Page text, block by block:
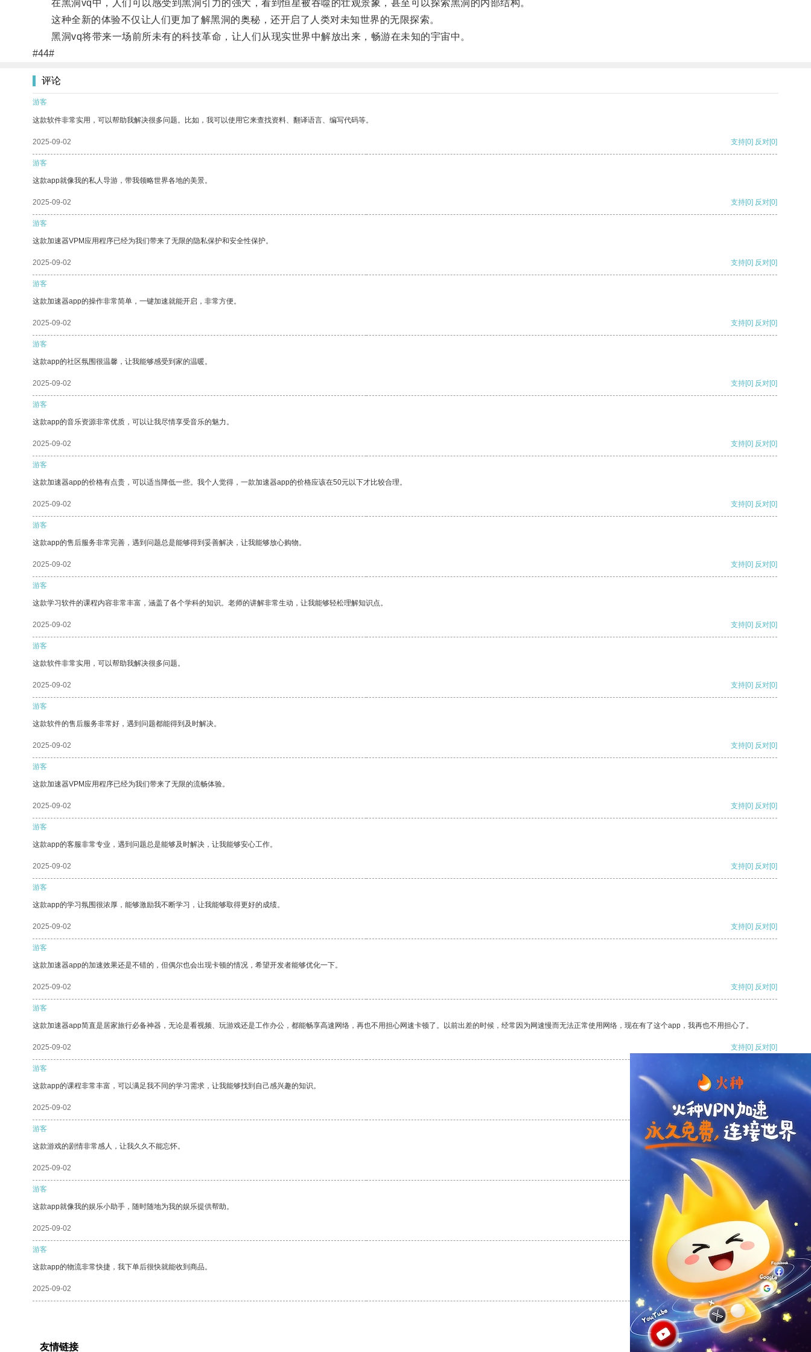
在黑洞vq中，人们可以感受到黑洞引力的强大，看到恒星被吞噬的壮观景象，甚至可以探索黑洞的内部结构。
这种全新的体验不仅让人们更加了解黑洞的奥秘，还开启了人类对未知世界的无限探索。
黑洞vq将带来一场前所未有的科技革命，让人们从现实世界中解放出来，畅游在未知的宇宙中。
#44#
评论
游客
这款软件非常实用，可以帮助我解决很多问题。比如，我可以使用它来查找资料、翻译语言、编写代码等。
2025-09-02 支持[0] 反对[0]
游客
这款app就像我的私人导游，带我领略世界各地的美景。
2025-09-02 支持[0] 反对[0]
游客
这款加速器VPM应用程序已经为我们带来了无限的隐私保护和安全性保护。
2025-09-02 支持[0] 反对[0]
游客
这款加速器app的操作非常简单，一键加速就能开启，非常方便。
2025-09-02 支持[0] 反对[0]
游客
这款app的社区氛围很温馨，让我能够感受到家的温暖。
2025-09-02 支持[0] 反对[0]
游客
这款app的音乐资源非常优质，可以让我尽情享受音乐的魅力。
2025-09-02 支持[0] 反对[0]
游客
这款加速器app的价格有点贵，可以适当降低一些。我个人觉得，一款加速器app的价格应该在50元以下才比较合理。
2025-09-02 支持[0] 反对[0]
游客
这款app的售后服务非常完善，遇到问题总是能够得到妥善解决，让我能够放心购物。
2025-09-02 支持[0] 反对[0]
游客
这款学习软件的课程内容非常丰富，涵盖了各个学科的知识。老师的讲解非常生动，让我能够轻松理解知识点。
2025-09-02 支持[0] 反对[0]
游客
这款软件非常实用，可以帮助我解决很多问题。
2025-09-02 支持[0] 反对[0]
游客
这款软件的售后服务非常好，遇到问题都能得到及时解决。
2025-09-02 支持[0] 反对[0]
游客
这款加速器VPM应用程序已经为我们带来了无限的流畅体验。
2025-09-02 支持[0] 反对[0]
游客
这款app的客服非常专业，遇到问题总是能够及时解决，让我能够安心工作。
2025-09-02 支持[0] 反对[0]
游客
这款app的学习氛围很浓厚，能够激励我不断学习，让我能够取得更好的成绩。
2025-09-02 支持[0] 反对[0]
游客
这款加速器app的加速效果还是不错的，但偶尔也会出现卡顿的情况，希望开发者能够优化一下。
2025-09-02 支持[0] 反对[0]
游客
这款加速器app简直是居家旅行必备神器，无论是看视频、玩游戏还是工作办公，都能畅享高速网络，再也不用担心网速卡顿了。以前出差的时候，经常因为网速慢而无法正常使用网络，现在有了这个app，我再也不用担心了。
2025-09-02 支持[0] 反对[0]
游客
这款app的课程非常丰富，可以满足我不同的学习需求，让我能够找到自己感兴趣的知识。
2025-09-02 支持[0] 反对
游客
这款游戏的剧情非常感人，让我久久不能忘怀。
2025-09-02 支持
游客
这款app就像我的娱乐小助手，随时随地为我的娱乐提供帮助。
2025-09-02 反对 [0]
游客
这款app的物流非常快捷，我下单后很快就能收到商品。
2025-09-02 支持[0] 反对[0]
友情链接